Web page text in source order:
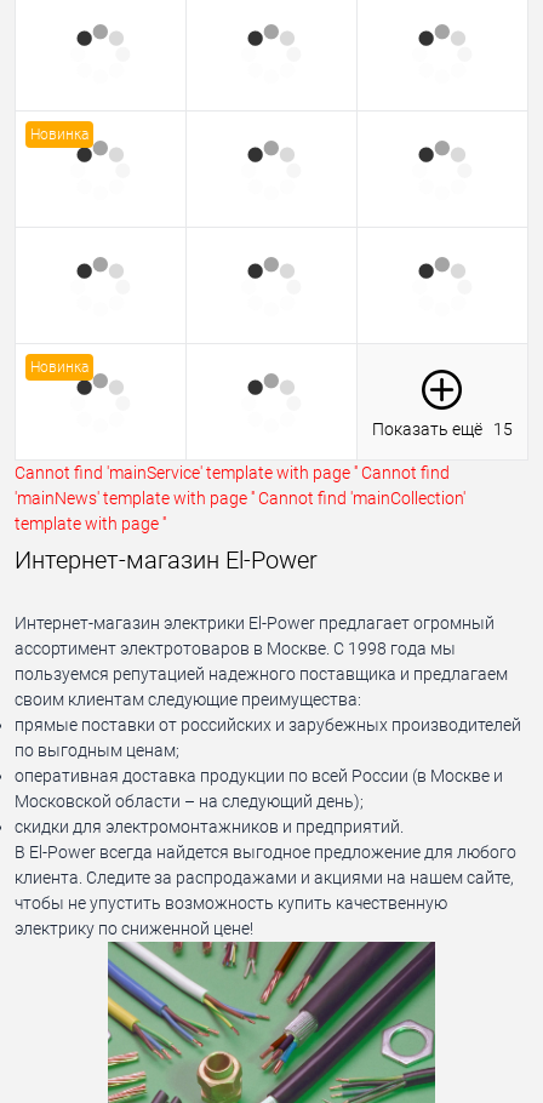
Новинка
Новинка
Показать ещё 15
Cannot find 'mainService' template with page ''Cannot find
'mainNews' template with page ''Cannot find 'mainCollection'
template with page ''
Интернет-магазин El-Power
Интернет-магазин электрики El-Power предлагает огромный
ассортимент электротоваров в Москве. С 1998 года мы
пользуемся репутацией надежного поставщика и предлагаем
своим клиентам следующие преимущества:
прямые поставки от российских и зарубежных производителей
по выгодным ценам;
оперативная доставка продукции по всей России (в Москве и
Московской области – на следующий день);
скидки для электромонтажников и предприятий.
В El-Power всегда найдется выгодное предложение для любого
клиента. Следите за распродажами и акциями на нашем сайте,
чтобы не упустить возможность купить качественную
электрику по сниженной цене!